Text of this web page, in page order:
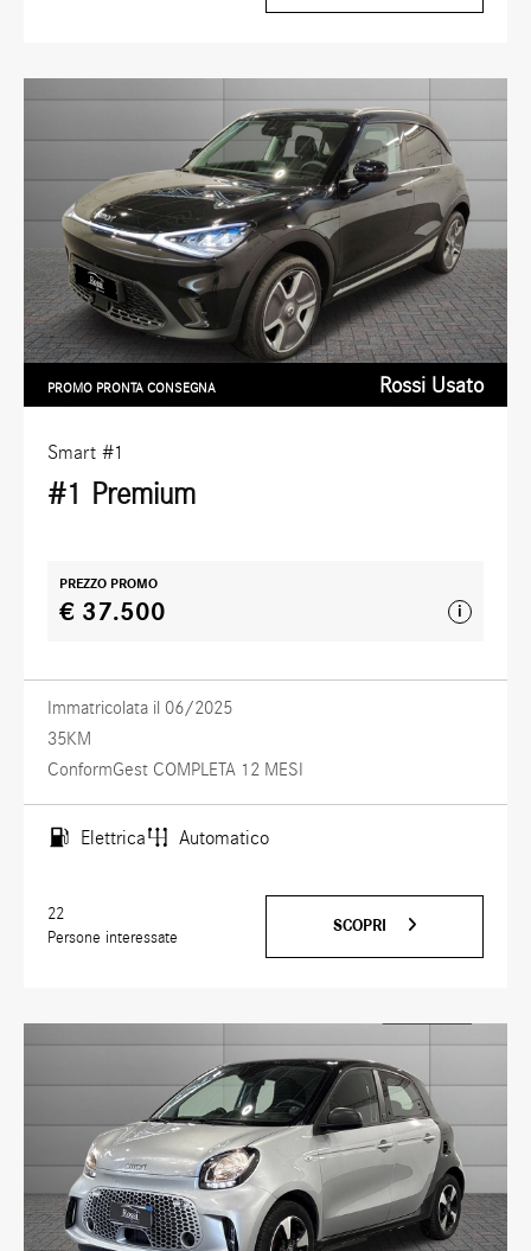
Smart #1
#1 Premium
PROMO PRONTA CONSEGNA Rossi Usato
PREZZO PROMO
€ 37.500 i
Immatricolata il 06/2025
35KM
ConformGest COMPLETA 12 MESI
Elettrica Automatico
22
Persone interessate
SCOPRI